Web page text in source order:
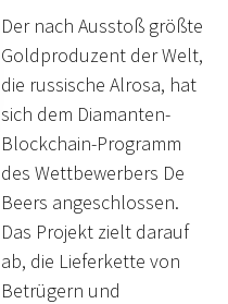
Der nach Ausstoß größte
Goldproduzent der Welt,
die russische Alrosa, hat
sich dem Diamanten-
Blockchain-Programm
des Wettbewerbers De
Beers angeschlossen.
Das Projekt zielt darauf
ab, die Lieferkette von
Betrügern und